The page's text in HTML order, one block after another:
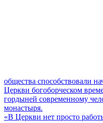
общества способствовали
Церкви богоборческом
гордыней современному
монастыря.
«В Церкви нет просто